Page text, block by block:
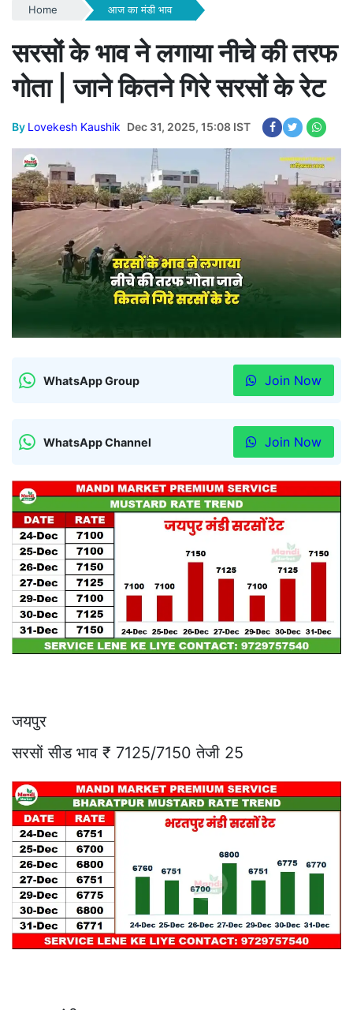
Home आज का मंडी भाव
सरसों के भाव ने लगाया नीचे की तरफ
गोता | जाने कितने गिरे सरसों के रेट
By Lovekesh Kaushik Dec 31, 2025, 15:08 IST
WhatsApp Group Join Now
WhatsApp Channel Join Now
जयपुर
सरसों सीड भाव ₹ 7125/7150 तेजी 25